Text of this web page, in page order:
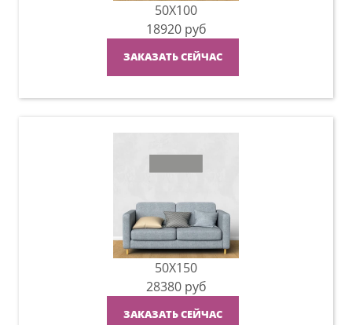
50X100
18920 руб
ЗАКАЗАТЬ СЕЙЧАС
50X150
28380 руб
ЗАКАЗАТЬ СЕЙЧАС